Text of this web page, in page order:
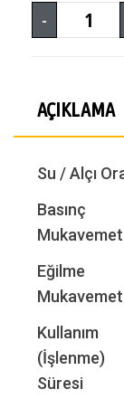
-
AÇIKLAMA
Su / Alçı
Basınç
Eğilme
Kullanım
(İşlenme)
Süresi